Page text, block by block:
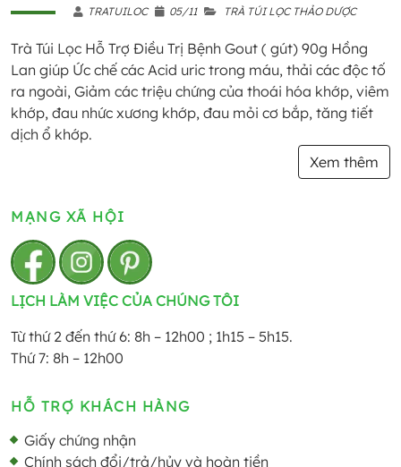
TRATUILOC 05/11 TRÀ TÚI LỌC THẢO DƯỢC
Trà Túi Lọc Hỗ Trợ Điều Trị Bệnh Gout ( gút) 90g Hồng
Lan giúp Ức chế các Acid uric trong máu, thải các độc tố
ra ngoài, Giảm các triệu chứng của thoái hóa khớp, viêm
khớp, đau nhức xương khớp, đau mỏi cơ bắp, tăng tiết
dịch ổ khớp.
Xem thêm
MẠNG XÃ HỘI
LỊCH LÀM VIỆC CỦA CHÚNG TÔI
Từ thứ 2 đến thứ 6: 8h – 12h00 ; 1h15 – 5h15.
Thứ 7: 8h – 12h00
HỖ TRỢ KHÁCH HÀNG
Giấy chứng nhận
Chính sách đổi/trả/hủy và hoàn tiền